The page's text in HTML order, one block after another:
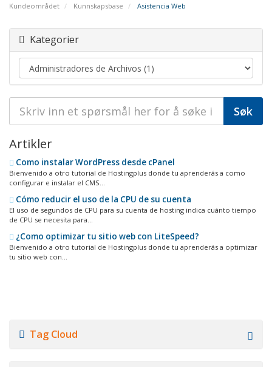
Kundeområdet Kunnskapsbase Asistencia Web
Kategorier
Artikler
Como instalar WordPress desde cPanel
Bienvenido a otro tutorial de Hostingplus donde tu aprenderás a como
configurar e instalar el CMS...
Cómo reducir el uso de la CPU de su cuenta
El uso de segundos de CPU para su cuenta de hosting indica cuánto tiempo
de CPU se necesita para...
¿Como optimizar tu sitio web con LiteSpeed?
Bienvenido a otro tutorial de Hostingplus donde tu aprenderás a optimizar
tu sitio web con...
Tag Cloud